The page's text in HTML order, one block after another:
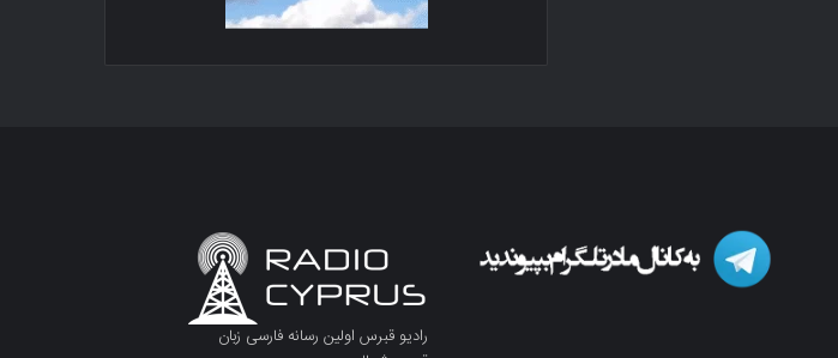
رادیو قبرس اولین رسانه فارسی زبان